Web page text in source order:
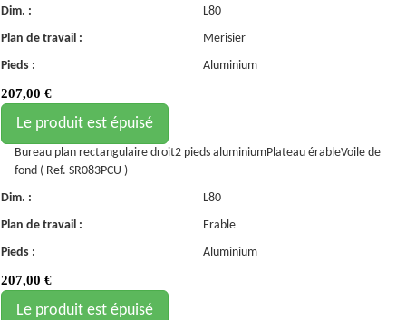
Dim. :
L80
Plan de travail :
Merisier
Pieds :
Aluminium
207,00 €
Le produit est épuisé
Bureau plan rectangulaire droit2 pieds aluminiumPlateau érableVoile de
fond ( Ref. SR083PCU )
Dim. :
L80
Plan de travail :
Erable
Pieds :
Aluminium
207,00 €
Le produit est épuisé